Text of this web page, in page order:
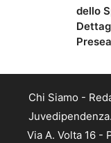
dello
Chi Siamo -
Via A. Volta 16 -